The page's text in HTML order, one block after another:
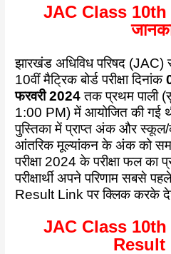
JAC Class
झारखंड अधिविध परिषद (JAC)
10वीं मैट्रिक बोर्ड परीक्षा दिनांक
फरवरी 2024तक प्रथम पाली
1:00 PM) में आयोजित की गई थी।
पुस्तिका में प्राप्त अंक और
आंतरिक मूल्यांकन के अंक को
परीक्षा 2024 के परीक्षा फल का
परीक्षार्थी अपने परिणाम सबसे
Result Link पर क्लिक करके
JAC Class
Result